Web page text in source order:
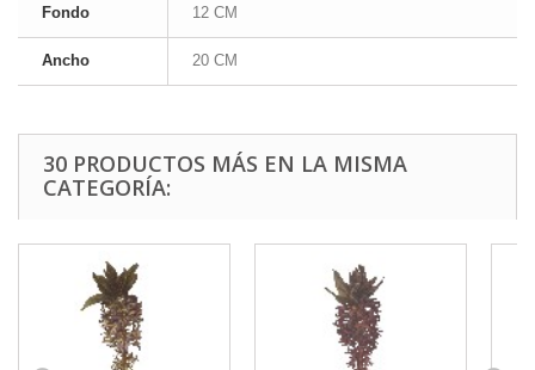
Fondo 12 CM
Ancho 20 CM
30 PRODUCTOS MÁS EN LA MISMA
CATEGORÍA: